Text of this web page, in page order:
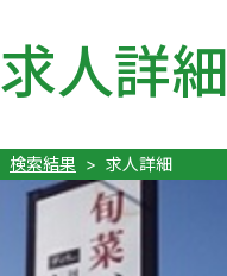
求人詳細
検索結果 求人詳細